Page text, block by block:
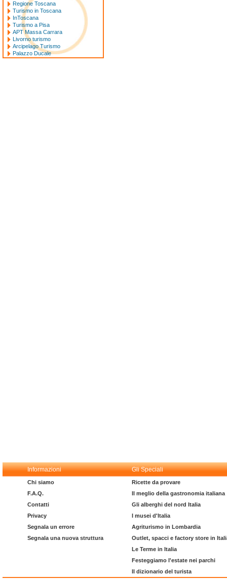
Regione Toscana
Turismo in Toscana
InToscana
Turismo a Pisa
APT Massa Carrara
Livorno turismo
Arcipelago Turismo
Palazzo Ducale
Informazioni Gli Speciali
Chi siamo
F.A.Q.
Contatti
Privacy
Segnala un errore
Segnala una nuova struttura
Ricette da provare
Il meglio della gastronomia italiana
Gli alberghi del nord Italia
I musei d'Italia
Agriturismo in Lombardia
Outlet, spacci e factory store in
Le Terme in Italia
Festeggiamo l'estate nei parchi
Il dizionario del turista